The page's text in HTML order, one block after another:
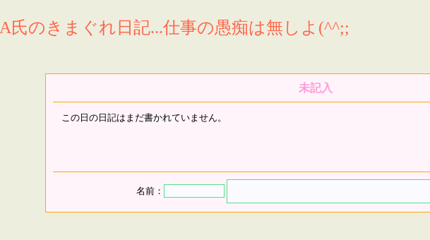
A氏のきまぐれ日記...仕事の愚痴は無しよ(^^;;
未記入
この日の日記はまだ書かれていません。
名前：